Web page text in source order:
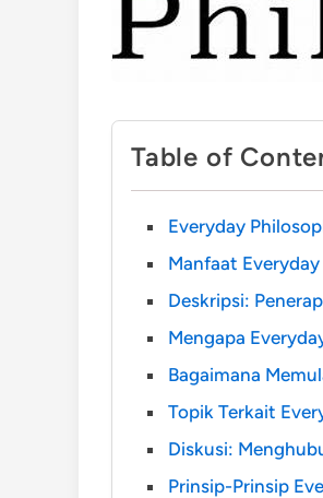
Table of
Everyday
Manfaat
Deskripsi:
Mengapa
Bagaimana
Topik Terkait
Diskusi:
Prinsip-Prinsip